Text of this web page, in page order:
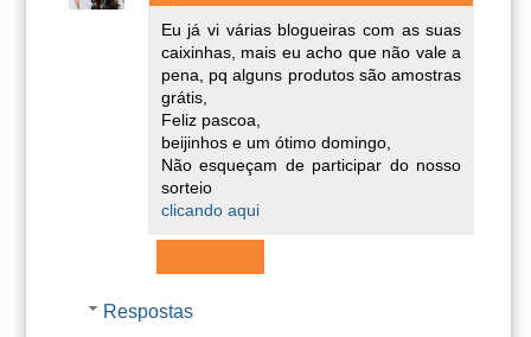
Eu já vi várias blogueiras com as suas
caixinhas, mais eu acho que não vale a
pena, pq alguns produtos são amostras
grátis,
Feliz pascoa,
beijinhos e um ótimo domingo,
Não esqueçam de participar do nosso
sorteio
clicando aqui
Respostas